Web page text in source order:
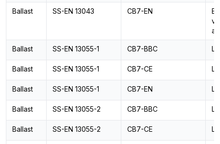
Ballast SS-EN 13043 CB7-EN
Ballast SS-EN 13055-1 CB7-BBC
Ballast SS-EN 13055-1 CB7-CE
Ballast SS-EN 13055-1 CB7-EN
Ballast SS-EN 13055-2 CB7-BBC
Ballast SS-EN 13055-2 CB7-CE